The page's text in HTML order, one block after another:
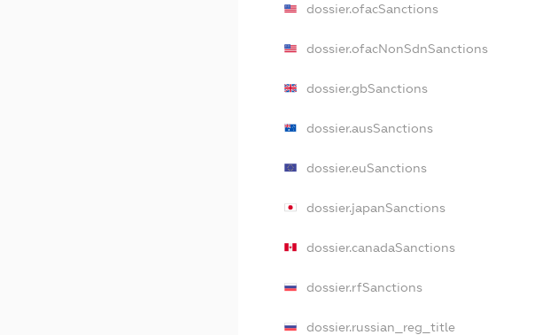
dossier.ofacSanctions
dossier.ofacNonSdnSanctions
dossier.gbSanctions
dossier.ausSanctions
dossier.euSanctions
dossier.japanSanctions
dossier.canadaSanctions
dossier.rfSanctions
dossier.russian_reg_title